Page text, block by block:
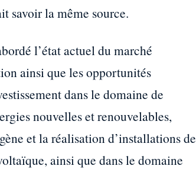
savoir la même source.
l’état actuel du marché
ainsi que les opportunités
dans le domaine de
nouvelles et renouvelables,
et la réalisation d’installations de
ainsi que dans le domaine